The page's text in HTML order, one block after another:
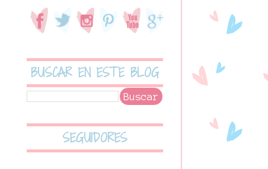
BUSCAR EN ESTE BLOG
SEGUIDORES